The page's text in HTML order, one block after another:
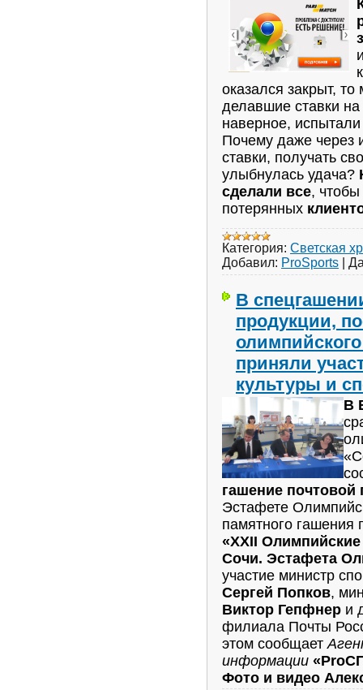
оказался закрыт,
делавшие ставки
наверное,
Почему даже через
ставки, получать
улыбнулась удача?
сделали все,
потерянных
Категория: Светская
Добавил: ProSports
В
продукции,
приняли
культуры и
В
гашение почтовой
Эстафете
памятного гашения
«XXII Олимпийские
Сочи. Эстафета
участие министр
Сергей Попков,
Виктор Гепфнер и
филиала Почты
этом сообщает
информации
Фото и видео